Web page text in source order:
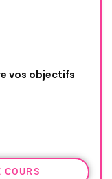
vos objectifs
COURS